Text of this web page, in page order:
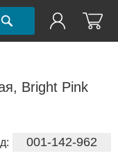
Bright Pink
001-142-962